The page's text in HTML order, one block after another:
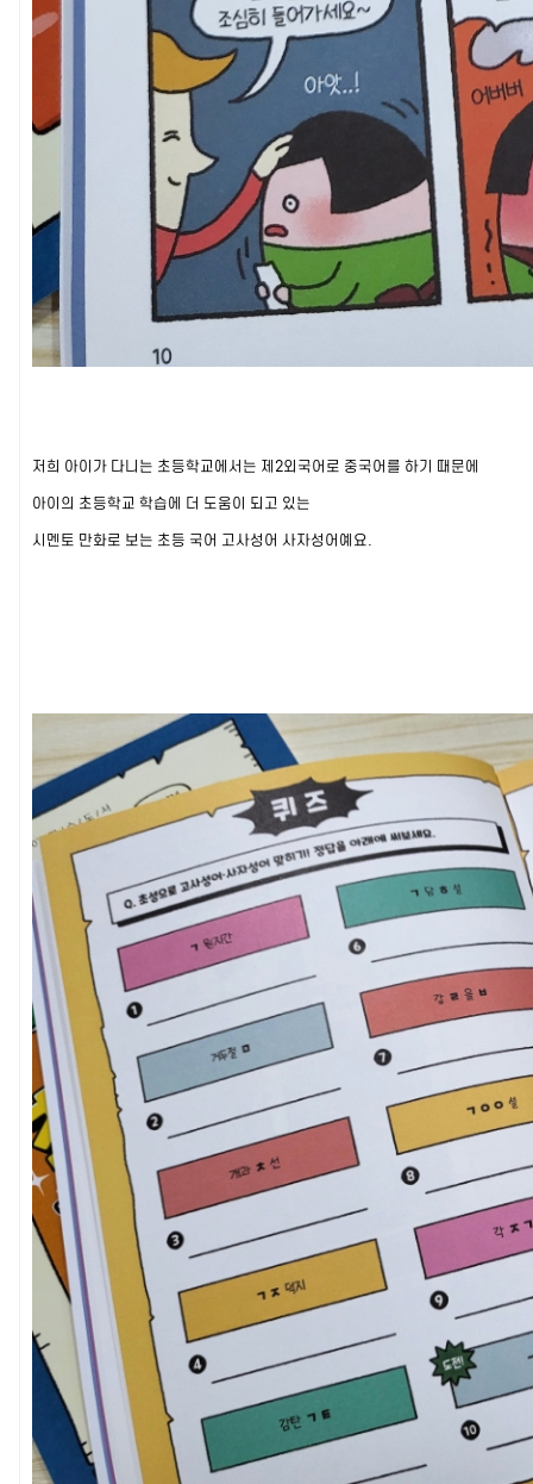
저희 아이가 다니는 초등학교에서는 제2외국어로 중국어를 하기 때문에
아이의 초등학교 학습에 더 도움이 되고 있는
시멘토 만화로 보는 초등 국어 고사성어 사자성어예요.